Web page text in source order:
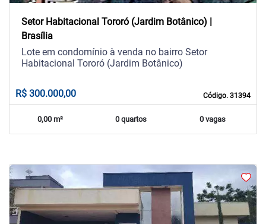
Setor Habitacional Tororó (Jardim Botânico) |
Brasília
Código. 31394
Lote em condomínio à venda no bairro Setor
Habitacional Tororó (Jardim Botânico)
R$ 300.000,00
0,00 m² 0 quartos 0 vagas